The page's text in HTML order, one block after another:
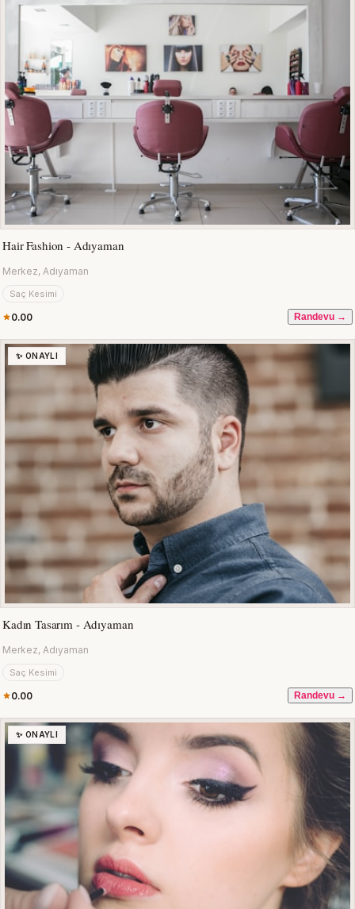
Hair Fashion - Adıyaman
Merkez, Adıyaman
Saç Kesimi
0.00 Randevu →
✨ ONAYLI
Kadın Tasarım - Adıyaman
Merkez, Adıyaman
Saç Kesimi
0.00 Randevu →
✨ ONAYLI